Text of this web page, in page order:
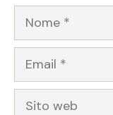
Nome
Email
Sito